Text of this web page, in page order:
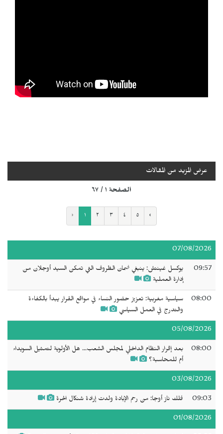
عرض المزيد من المقالات
الصفحة ١ / ٦٧
‹ ١ ٢ ٣ ٤ ٥ ›
07/08/2026
09:57
يوكسل غينتش: ينبغي ضمان الظروف التي تمكن السيد أوجلان من
إدارة العملية
08:00
سياسية مغربية: تعزيز حضور النساء في مواقع القرار يبدأ بالكفاءة
والتدرج في العمل السياسي
05/08/2026
08:00
بعد إقرار النظام الداخلي لمجلس الشعب... هل الأولوية لتمثيل السويداء
أم للمحاسبة؟
03/08/2026
09:03 فلك ناز أوجا: من رحم الإبادة ولدت إرادة شنكال الحرة
01/08/2026